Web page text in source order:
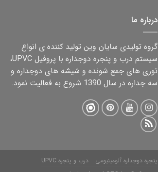
درباره ما
گروه تولیدی سایان وین تولید کننده ی انواع
سیستم درب و پنجره دوجداره با پروفیل UPVC،
توری های جمع شونده و شیشه های دوجداره و
سه جداره در سال 1390 شروع به فعالیت نمود.
پنجره دوجداره آلومینیومی درب و پنجره UPVC